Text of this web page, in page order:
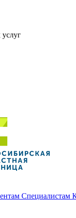
Специалистам